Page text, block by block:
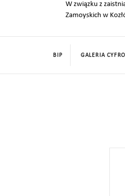
W związku z
Zamoyskich w
BIP GALERIA